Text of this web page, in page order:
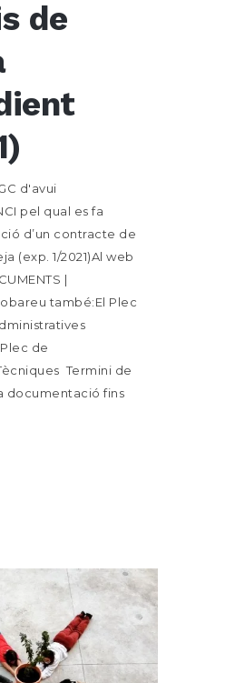
de
d'avui
pel qual es fa
d’un contracte de
(exp. 1/2021)Al web
|
també:El Plec
de
Termini de
documentació fins